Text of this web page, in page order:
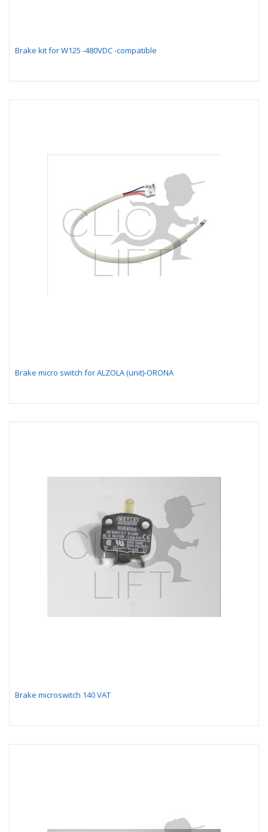
Brake kit for W125 -480VDC -compatible
Brake micro switch for ALZOLA (unit)-ORONA
Brake microswitch 140 VAT